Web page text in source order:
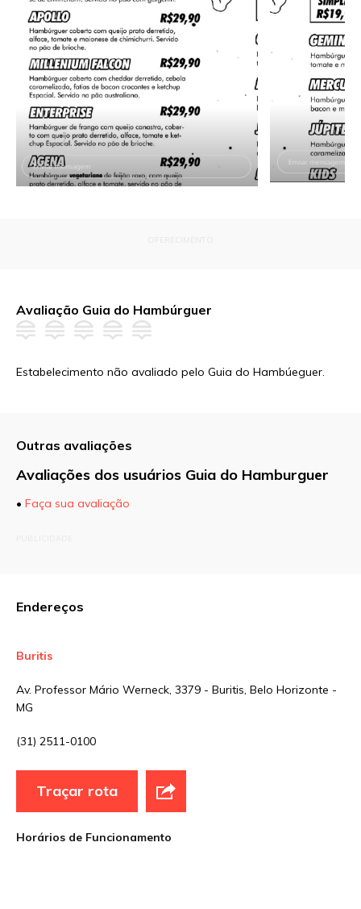
Avaliação Guia do Hambúrguer
Estabelecimento não avaliado pelo Guia do Hambúeguer.
Outras avaliações
Avaliações dos usuários Guia do Hamburguer
• Faça sua avaliação
E-mail*
Site
Sua avaliação
Endereços
Buritis
Av. Professor Mário Werneck, 3379 - Buritis, Belo Horizonte -
MG
(31) 2511-0100
Traçar rota
Horários de Funcionamento